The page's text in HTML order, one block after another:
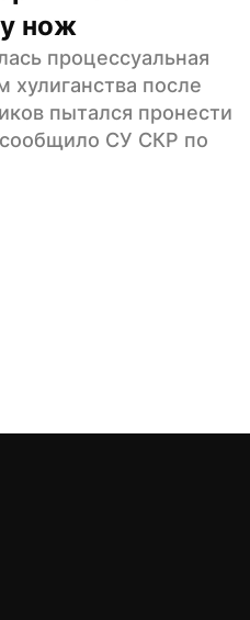
нож
процессуальная
хулиганства после
пытался пронести
СУ СКР по